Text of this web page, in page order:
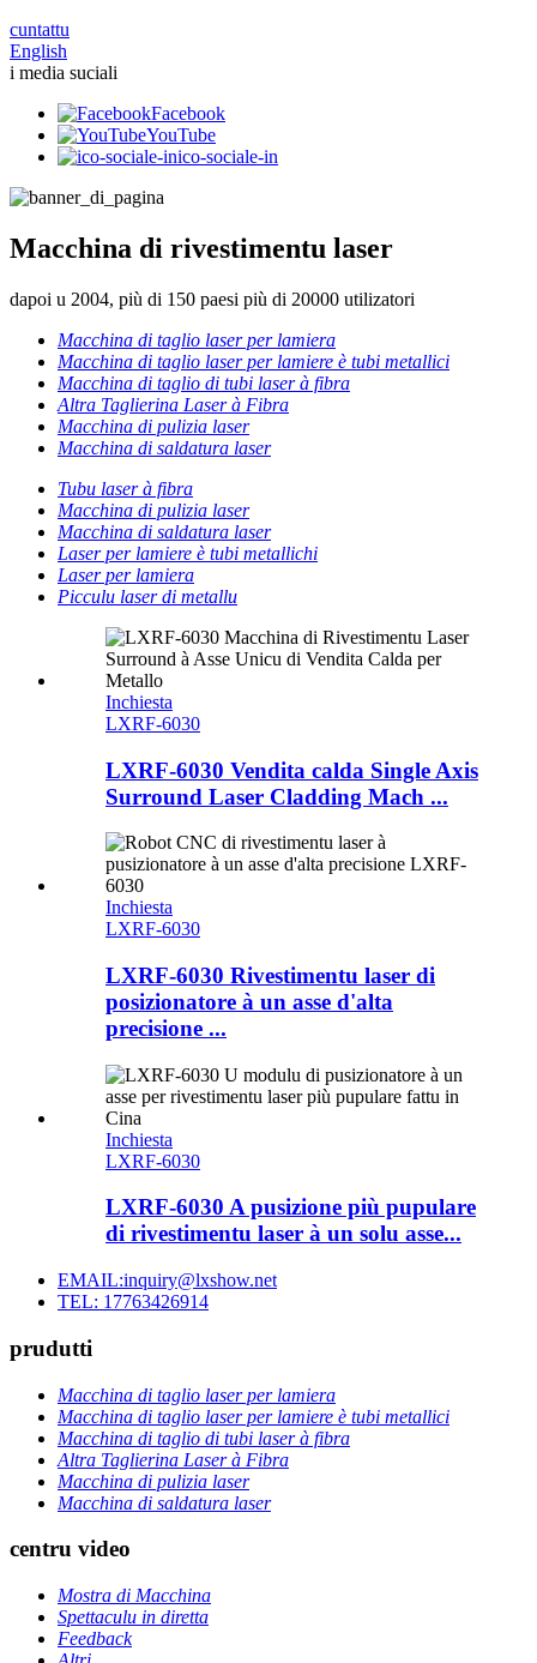
cuntattu
English
i media suciali
Facebook
YouTube
ico-sociale-in
Macchina di rivestimentu laser
dapoi u 2004, più di 150 paesi più di 20000 utilizatori
Macchina di taglio laser per lamiera
Macchina di taglio laser per lamiere è tubi metallici
Macchina di taglio di tubi laser à fibra
Altra Taglierina Laser à Fibra
Macchina di pulizia laser
Macchina di saldatura laser
Tubu laser à fibra
Macchina di pulizia laser
Macchina di saldatura laser
Laser per lamiere è tubi metallichi
Laser per lamiera
Picculu laser di metallu
Inchiesta
LXRF-6030
LXRF-6030 Vendita calda Single Axis
Surround Laser Cladding Mach ...
Inchiesta
LXRF-6030
LXRF-6030 Rivestimentu laser di
posizionatore à un asse d'alta
precisione ...
Inchiesta
LXRF-6030
LXRF-6030 A pusizione più pupulare
di rivestimentu laser à un solu asse...
EMAIL:inquiry@lxshow.net
TEL: 17763426914
prudutti
Macchina di taglio laser per lamiera
Macchina di taglio laser per lamiere è tubi metallici
Macchina di taglio di tubi laser à fibra
Altra Taglierina Laser à Fibra
Macchina di pulizia laser
Macchina di saldatura laser
centru video
Mostra di Macchina
Spettaculu in diretta
Feedback